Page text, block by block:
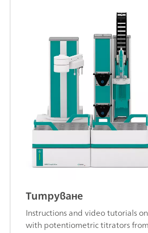
Титруване
Instructions and video tutorials
with potentiometric titrators